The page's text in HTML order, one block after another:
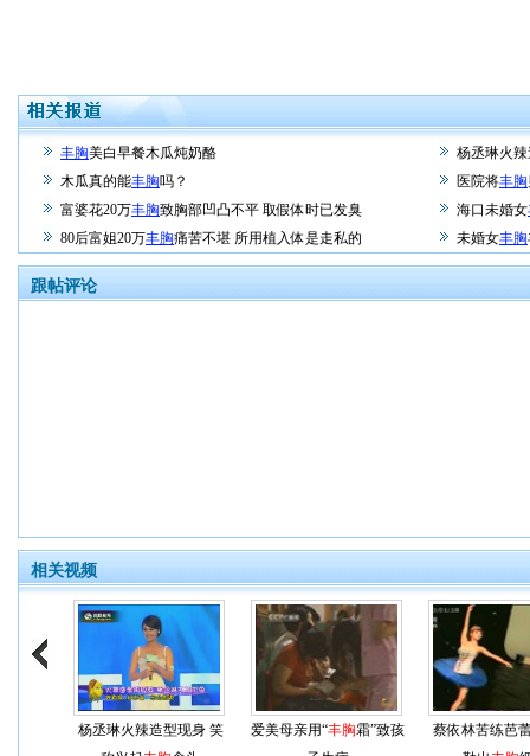
丰胸美白早餐木瓜炖奶酪
杨丞琳火
木瓜真的能丰胸吗？ 医院将丰胸
富婆花20万丰胸致胸部凹凸不平 取假体时已发臭 海口未婚女
80后富姐20万丰胸痛苦不堪 所用植入体是走私的 未婚女丰胸
跟帖评论
相关视频
杨丞琳火辣造型现身 笑
爱美母亲用“丰胸霜”致孩
蔡依林苦练芭